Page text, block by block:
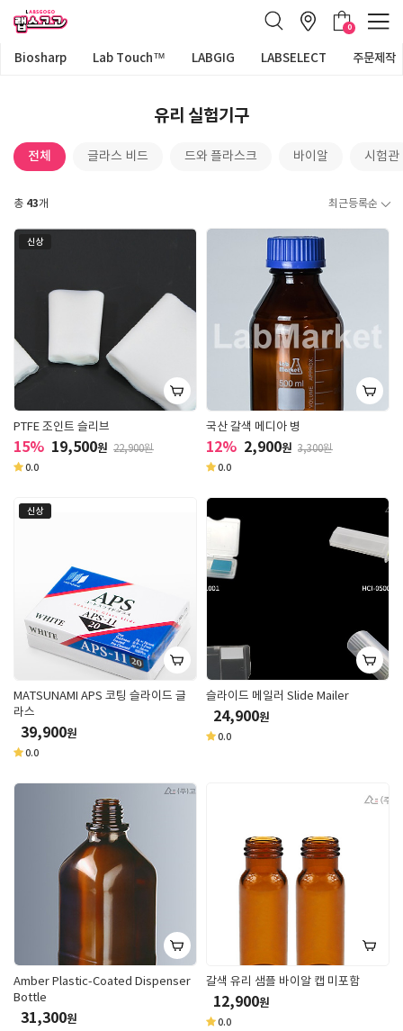
0
Biosharp Lab Touch™ LABGIG LABSELECT 주문제작
유리 실험기구
전체 글라스 비드 드와 플라스크 바이알 시험관
총 43개 최근등록순
신상
PTFE 조인트 슬리브
15% 19,500원 22,900원
0.0
국산 갈색 메디아 병
12% 2,900원 3,300원
0.0
신상
MATSUNAMI APS 코팅 슬라이드 글
라스
39,900원
0.0
슬라이드 메일러 Slide Mailer
24,900원
0.0
Amber Plastic-Coated Dispenser
Bottle
31,300원
갈색 유리 샘플 바이알 캡 미포함
12,900원
0.0